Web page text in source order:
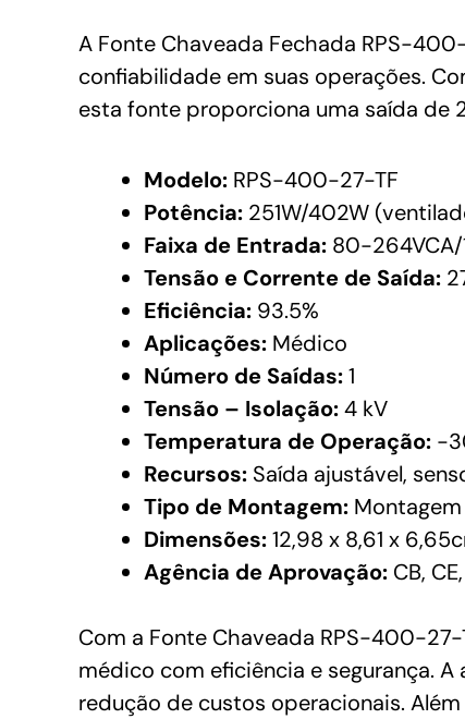
A Fonte Chaveada Fechada RPS-
confiabilidade em suas operações.
esta fonte proporciona uma saída de
Modelo: RPS-400-27-TF
Potência: 251W/402W
Faixa de Entrada: 80-264VCA/
Tensão e Corrente de Saída:
Eficiência: 93.5%
Aplicações: Médico
Número de Saídas:1
Tensão – Isolação:4 kV
Temperatura de Operação: -
Recursos: Saída ajustável,
Tipo de Montagem:
Dimensões:12,98 x 8,61 x
Agência de Aprovação: CB,
Com a Fonte Chaveada RPS-400-
médico com eficiência e segurança.
redução de custos operacionais.